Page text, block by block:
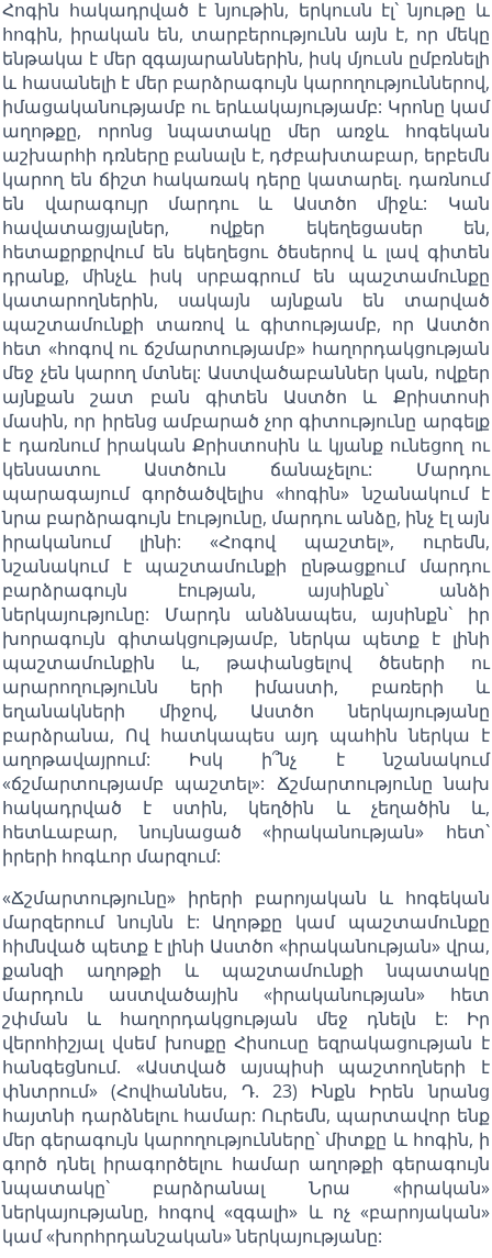
Հոգին հակադրված է նյութին, երկուսն էլ` նյութը և
հոգին, իրական են, տարբերությունն այն է, որ մեկը
ենթակա է մեր զգայարաններին, իսկ մյուսն ըմբռնելի
և հասանելի է մեր բարձրագույն կարողություններով,
իմացականությամբ ու երևակայությամբ: Կրոնը կամ
աղոթքը, որոնց նպատակը մեր առջև հոգեկան
աշխարհի դռները բանալն է, դժբախտաբար, երբեմն
կարող են ճիշտ հակառակ դերը կատարել. դառնում
են վարագույր մարդու և Աստծո միջև: Կան
հավատացյալներ, ովքեր եկեղեցասեր են,
հետաքրքրվում են եկեղեցու ծեսերով և լավ գիտեն
դրանք, մինչև իսկ սրբագրում են պաշտամունքը
կատարողներին, սակայն այնքան են տարված
պաշտամունքի տառով և գիտությամբ, որ Աստծո
հետ «հոգով ու ճշմարտությամբ» հաղորդակցության
մեջ չեն կարող մտնել: Աստվածաբաններ կան, ովքեր
այնքան շատ բան գիտեն Աստծո և Քրիստոսի
մասին, որ իրենց ամբարած չոր գիտությունը արգելք
է դառնում իրական Քրիստոսին և կյանք ունեցող ու
կենսատու Աստծուն ճանաչելու: Մարդու
պարագայում գործածվելիս «հոգին» նշանակում է
նրա բարձրագույն էությունը, մարդու անձը, ինչ էլ այն
իրականում լինի: «Հոգով պաշտել», ուրեմն,
նշանակում է պաշտամունքի ընթացքում մարդու
բարձրագույն էության, այսինքն` անձի
ներկայությունը: Մարդն անձնապես, այսինքն` իր
խորագույն գիտակցությամբ, ներկա պետք է լինի
պաշտամունքին և, թափանցելով ծեսերի ու
արարողությունն երի իմաստի, բառերի և
եղանակների միջով, Աստծո ներկայությանը
բարձրանա, Ով հատկապես այդ պահին ներկա է
աղոթավայրում: Իսկ ի՞նչ է նշանակում
«ճշմարտությամբ պաշտել»: Ճշմարտությունը նախ
հակադրված է ստին, կեղծին և չեղածին և,
հետևաբար, նույնացած «իրականության» հետ`
իրերի հոգևոր մարզում:
«Ճշմարտությունը» իրերի բարոյական և հոգեկան
մարզերում նույնն է: Աղոթքը կամ պաշտամունքը
հիմնված պետք է լինի Աստծո «իրականության» վրա,
քանզի աղոթքի և պաշտամունքի նպատակը
մարդուն աստվածային «իրականության» հետ
շփման և հաղորդակցության մեջ դնելն է: Իր
վերոհիշյալ վսեմ խոսքը Հիսուսը եզրակացության է
հանգեցնում. «Աստված այսպիսի պաշտողների է
փնտրում» (Հովհաննես, Դ. 23) Ինքն Իրեն նրանց
հայտնի դարձնելու համար: Ուրեմն, պարտավոր ենք
մեր գերագույն կարողությունները` միտքը և հոգին, ի
գործ դնել իրագործելու համար աղոթքի գերագույն
նպատակը` բարձրանալ Նրա «իրական»
ներկայությանը, հոգով «զգալի» և ոչ «բարոյական»
կամ «խորհրդանշական» ներկայությանը: